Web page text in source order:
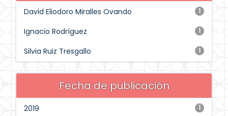
1
David Eliodoro Miralles Ovando
1
Ignacio Rodríguez
1
Silvia Ruiz Tresgallo
Fecha de publicación
1
2019